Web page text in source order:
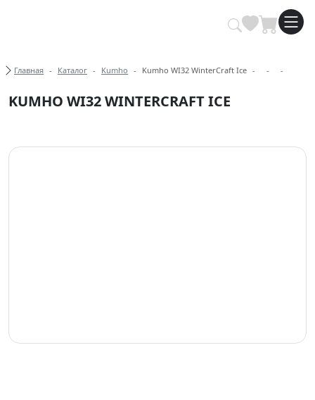
Купить автомобильные шины
Хлебные крошки
Главная Каталог Kumho Kumho WI32 WinterCraft Ice
KUMHO WI32 WINTERCRAFT ICE